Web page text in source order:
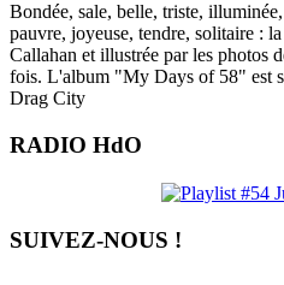
Bondée, sale, belle, triste,
pauvre, joyeuse, tendre, solitaire :
Callahan et illustrée par les photos
fois. L'album "My Days of 58" est
Drag City
RADIO HdO
SUIVEZ-NOUS !